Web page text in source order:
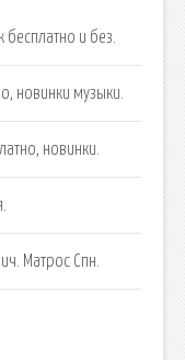
и без.
новинки музыки.
новинки.
Матрос Спн.